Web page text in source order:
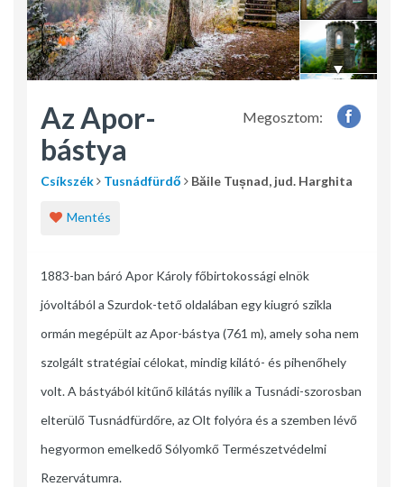
Megosztom:
Az Apor-
bástya
Csíkszék Tusnádfürdő Băile Tușnad, jud. Harghita
Mentés
1883-ban báró Apor Károly főbirtokossági elnök
jóvoltából a Szurdok-tető oldalában egy kiugró szikla
ormán megépült az Apor-bástya (761 m), amely soha nem
szolgált stratégiai célokat, mindig kilátó- és pihenőhely
volt. A bástyából kitűnő kilátás nyílik a Tusnádi-szorosban
elterülő Tusnádfürdőre, az Olt folyóra és a szemben lévő
hegyormon emelkedő Sólyomkő Természetvédelmi
Rezervátumra.